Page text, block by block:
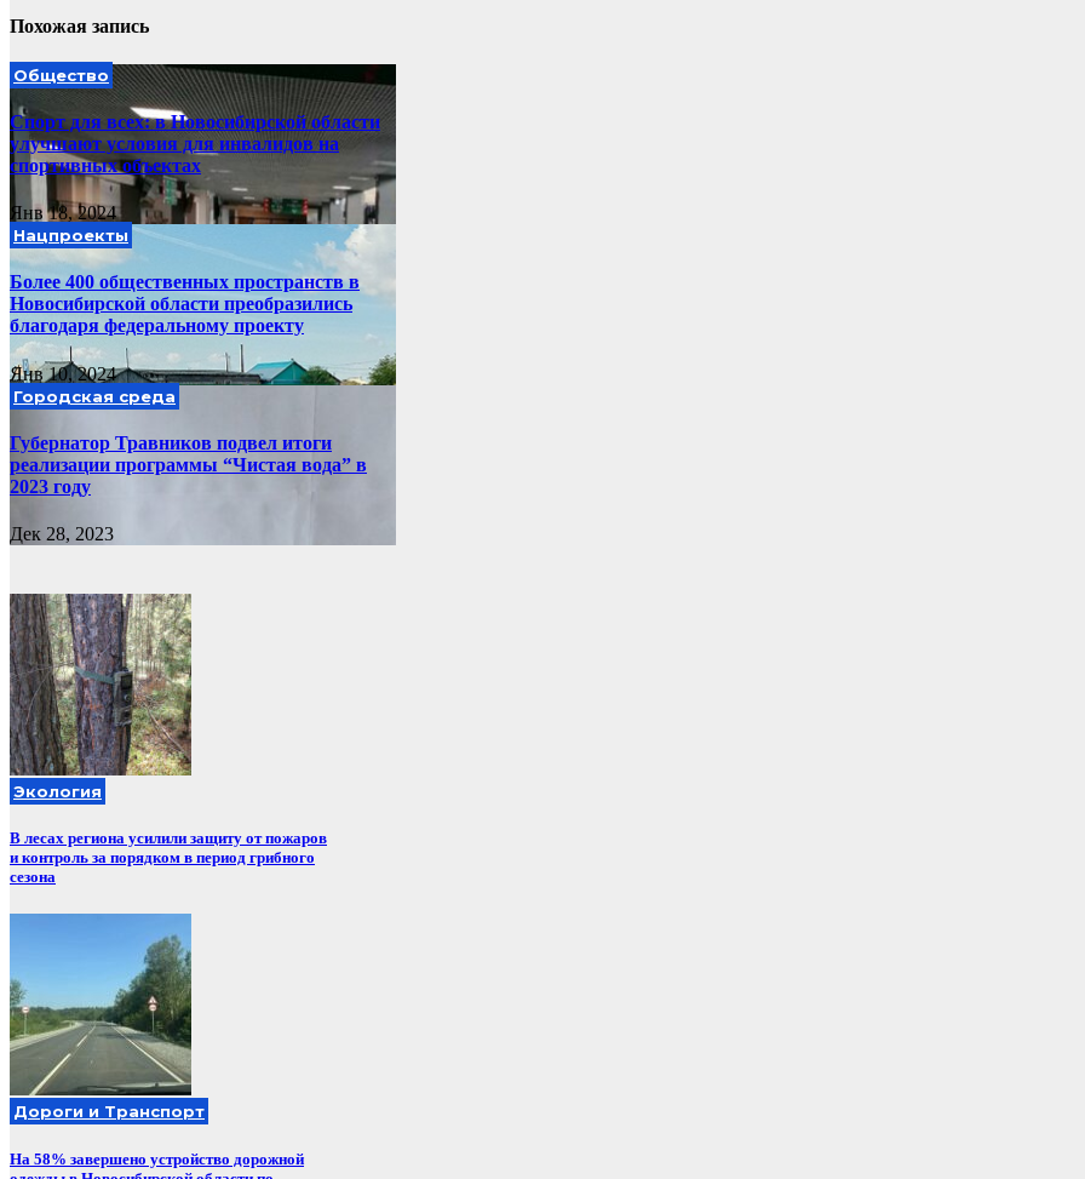
Похожая запись
Общество
Спорт для всех: в Новосибирской области
улучшают условия для инвалидов на
спортивных объектах
Янв 18, 2024
Нацпроекты
Более 400 общественных пространств в
Новосибирской области преобразились
благодаря федеральному проекту
Янв 10, 2024
Городская среда
Губернатор Травников подвел итоги
реализации программы “Чистая вода” в
2023 году
Дек 28, 2023
Экология
В лесах региона усилили защиту от пожаров
и контроль за порядком в период грибного
сезона
Дороги и Транспорт
На 58% завершено устройство дорожной